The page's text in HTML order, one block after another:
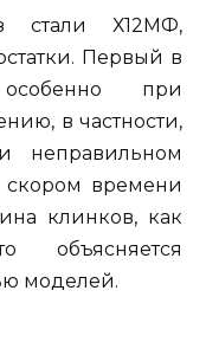
стали Х12МФ,
Первый в
при
в частности,
неправильном
скором времени
клинков, как
объясняется
моделей.